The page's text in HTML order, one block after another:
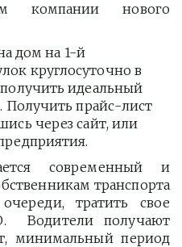
компании нового
дом на 1-й
круглосуточно в
идеальный
Получить прайс-лист
через сайт, или
современный и
транспорта
тратить свое
Водители получают
минимальный период